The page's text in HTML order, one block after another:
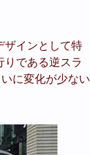
ザインとして特
りである逆スラ
に変化が少ない